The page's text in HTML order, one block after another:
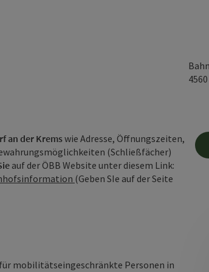
4560
an der Kremswie Adresse, Öffnungszeiten,
(Schließfächer)
auf der ÖBB Website unter diesem Link:
(Geben SIe auf der Seite
mobilitätseingeschränkte Personen in